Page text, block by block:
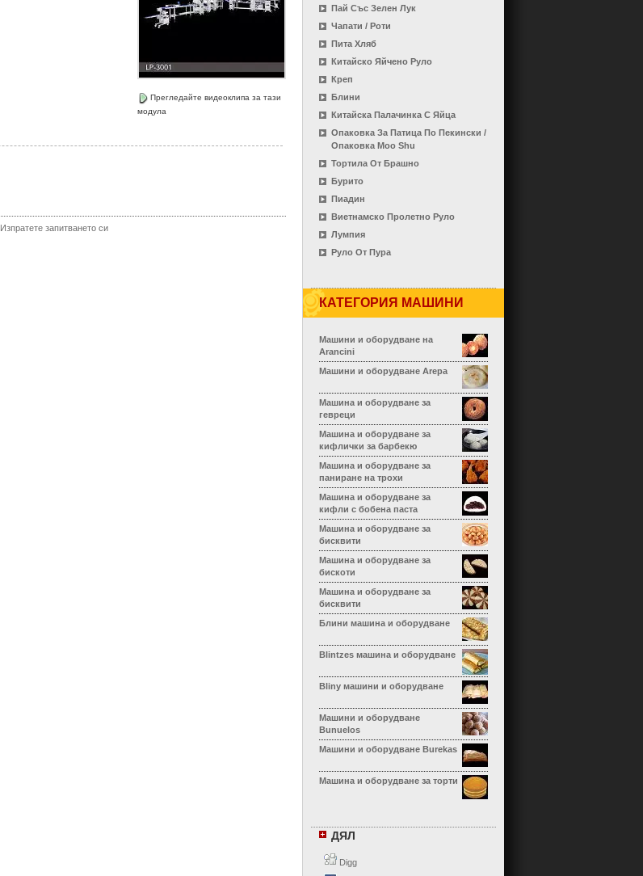
Прегледайте видеоклипа за тази
модула
Изпратете запитването си
Пай Със Зелен Лук
Чапати / Роти
Пита Хляб
Китайско Яйчено Руло
Креп
Блини
Китайска Палачинка С Яйца
Опаковка За Патица По Пекински /
Опаковка Moo Shu
Тортила От Брашно
Бурито
Пиадин
Виетнамско Пролетно Руло
Лумпия
Руло От Пура
КАТЕГОРИЯ МАШИНИ
Машини и оборудване на
Arancini
Машини и оборудване Arepa
Машина и оборудване за
гевреци
Машина и оборудване за
кифлички за барбекю
Машина и оборудване за
паниране на трохи
Машина и оборудване за
кифли с бобена паста
Машина и оборудване за
бисквити
Машина и оборудване за
бискоти
Машина и оборудване за
бисквити
Блини машина и оборудване
Blintzes машина и оборудване
Bliny машини и оборудване
Машини и оборудване
Bunuelos
Машини и оборудване Burekas
Машина и оборудване за торти
Машина и оборудване за
канелони
ДЯЛ
Digg